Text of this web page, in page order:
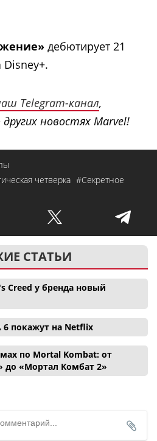
дебютирует 21
Telegram-канал,
новостях Marvel!
четверка #Секретное
СТАТЬИ
Creed у бренда новый
6 покажут на Netflix
по Mortal Kombat: от
до «Мортал Комбат 2»